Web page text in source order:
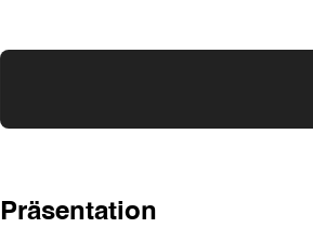
Präsentation